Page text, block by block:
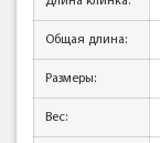
Общая длина:
Размеры:
Вес: